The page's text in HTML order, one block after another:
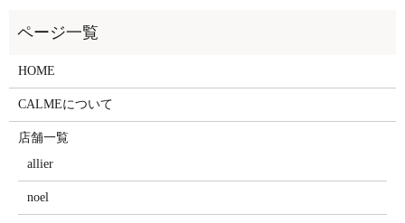
HOME
CALMEについて
店舗一覧
allier
noel